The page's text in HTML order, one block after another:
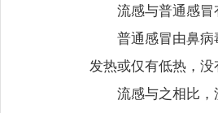
流感与普通感冒
普通感冒由鼻
发热或仅有低热，
流感与之相比